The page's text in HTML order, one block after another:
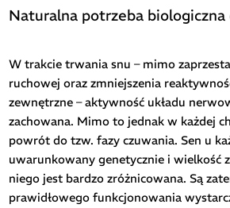
Naturalna potrzeba biologiczna
W trakcie trwania snu – mimo
ruchowej oraz zmniejszenia
zewnętrzne – aktywność układu
zachowana. Mimo to jednak w każdej
powrót do tzw. fazy czuwania. Sen u
uwarunkowany genetycznie i wielkość
niego jest bardzo zróżnicowana. Są
prawidłowego funkcjonowania